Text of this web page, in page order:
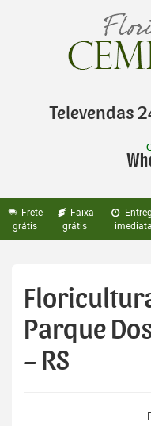
Televendas
Frete
grátis
Faixa
grátis
imediata
Parque
– RS